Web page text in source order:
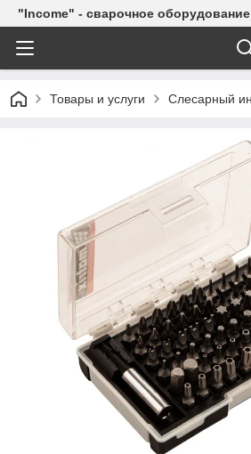
"Income" - сварочное
Товары и услуги Слесарный